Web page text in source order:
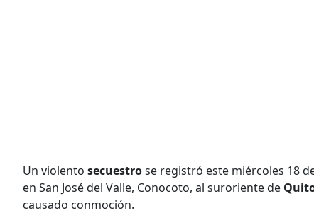
Un violento secuestrose registró este miércoles 18
en San José del Valle, Conocoto, al suroriente de
causado conmoción.